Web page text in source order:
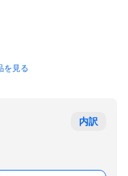
を見る
内訳